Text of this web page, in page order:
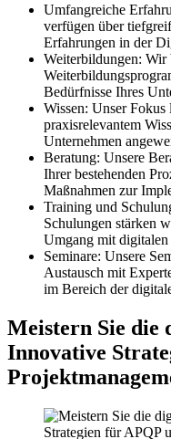
Umfangreiche
verfügen über
Erfahrungen in der
Weiterbildungen: Wir
Bedürfnisse Ihres
Wissen: Unser
praxisrelevantem
Unternehmen
Beratung: Unsere
Ihrer bestehenden
Maßnahmen zur
Training und
Schulungen stärken
Umgang mit
Seminare: Unsere
Austausch mit
im Bereich der
Meistern Sie die
Innovative